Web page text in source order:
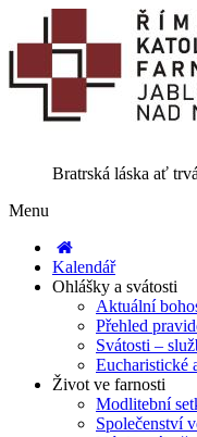
Bratrská láska ať
Menu
Kalendář
Ohlášky a svátosti
Aktuální
Přehled
Svátosti –
Eucharistické
Život ve farnosti
Modlitební
Společenství